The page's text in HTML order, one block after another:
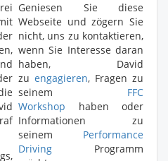
Geniesen Sie diese
Webseite und zögern Sie
nicht, uns zu kontaktieren,
wenn Sie Interesse daran
haben, David
zu engagieren, Fragen zu
seinem FFC
Workshop haben oder
Informationen zu
seinem Performance
Driving Programm